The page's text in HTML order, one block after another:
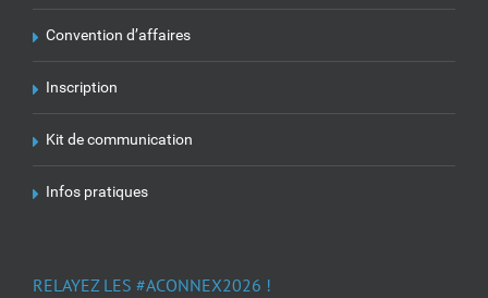
Convention d’affaires
Inscription
Kit de communication
Infos pratiques
RELAYEZ LES #ACONNEX2026 !